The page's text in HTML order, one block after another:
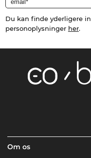
Du kan finde yderligere
personoplysninger her.
Om os